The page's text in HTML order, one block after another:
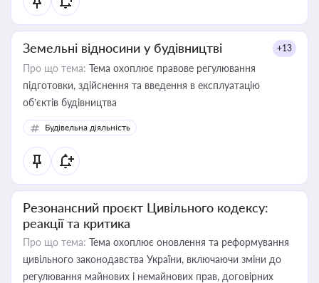
Земельні відносини у будівництві +13
Про що тема: Тема охоплює правове регулювання
підготовки, здійснення та введення в експлуатацію
об’єктів будівництва
Будівельна діяльність
Резонансний проєкт Цивільного кодексу:
реакції та критика
Про що тема: Тема охоплює оновлення та реформування
цивільного законодавства України, включаючи зміни до
регулювання майнових і немайнових прав, договірних